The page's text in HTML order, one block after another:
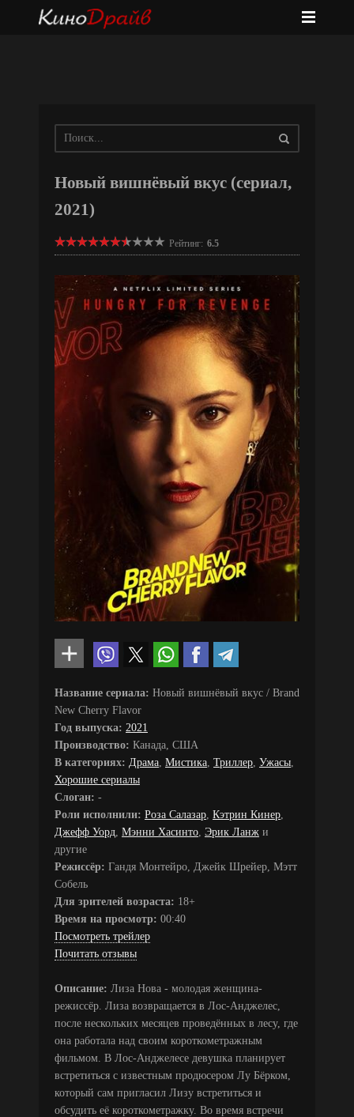
Новый вишнёвый вкус (сериал,
2021)
Рейтинг: 6.5
Название сериала: Новый вишнёвый вкус / Brand
New Cherry Flavor
Год выпуска: 2021
Производство: Канада, США
В категориях: Драма Мистика Триллер Ужасы
Хорошие сериалы
Слоган: -
Роли исполнили: Роза Салазар Кэтрин Кинер
Джефф Уорд Мэнни Хасинто Эрик Ланж и
другие
Режиссёр: Гандя Монтейро, Джейк Шрейер, Мэтт
Собель
Для зрителей возраста: 18+
Время на просмотр: 00:40
Посмотреть трейлер
Почитать отзывы
Описание: Лиза Нова - молодая женщина-
режиссёр. Лиза возвращается в Лос-Анджелес,
после нескольких месяцев проведённых в лесу, где
она работала над своим короткометражным
фильмом. В Лос-Анджелесе девушка планирует
встретиться с известным продюсером Лу Бёрком,
который сам пригласил Лизу встретиться и
обсудить её короткометражку. Во время встречи